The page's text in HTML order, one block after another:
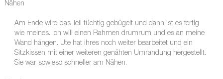
Nähen
Am Ende wird das Teil tüchtig gebügelt und dann ist es fertig
wie meines. Ich will einen Rahmen drumrum und es an meine
Wand hängen. Ute hat ihres noch weiter bearbeitet und ein
Sitzkissen mit einer weiteren genähten Umrandung hergestellt.
Sie war sowieso schneller am Nähen.